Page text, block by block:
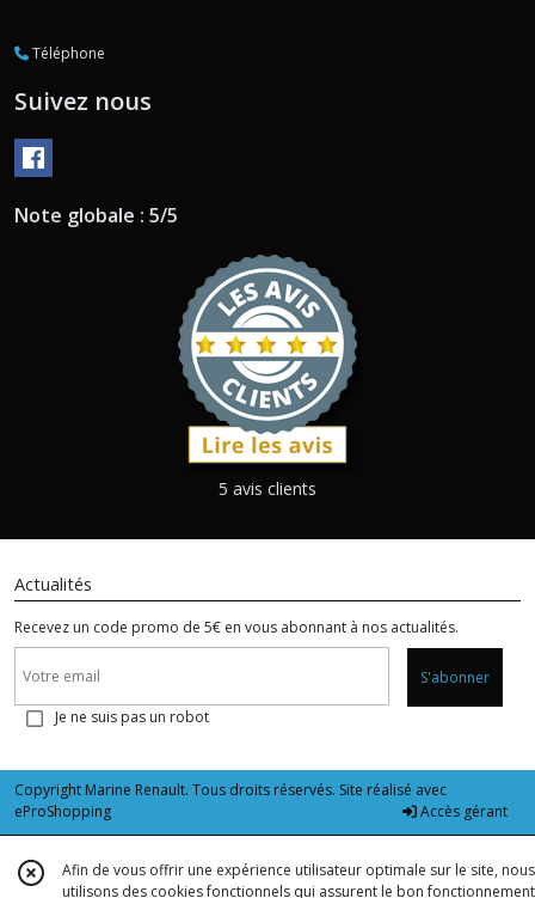
Téléphone
Suivez nous
Note globale : 5/5
5 avis clients
Actualités
Recevez un code promo de 5€ en vous abonnant à nos actualités.
S'abonner
Je ne suis pas un robot
Copyright Marine Renault. Tous droits réservés. Site réalisé avec
eProShopping
Accès gérant
Afin de vous offrir une expérience utilisateur optimale sur le site, nous
utilisons des cookies fonctionnels qui assurent le bon fonctionnement